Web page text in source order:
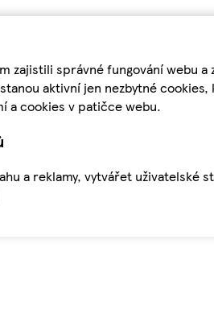
zajistili správné fungování webu
aktivní jen nezbytné
a cookies v patičce webu.
a reklamy, vytvářet